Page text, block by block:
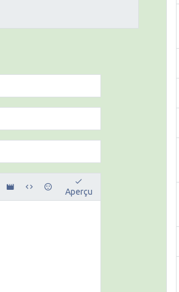
Aperçu